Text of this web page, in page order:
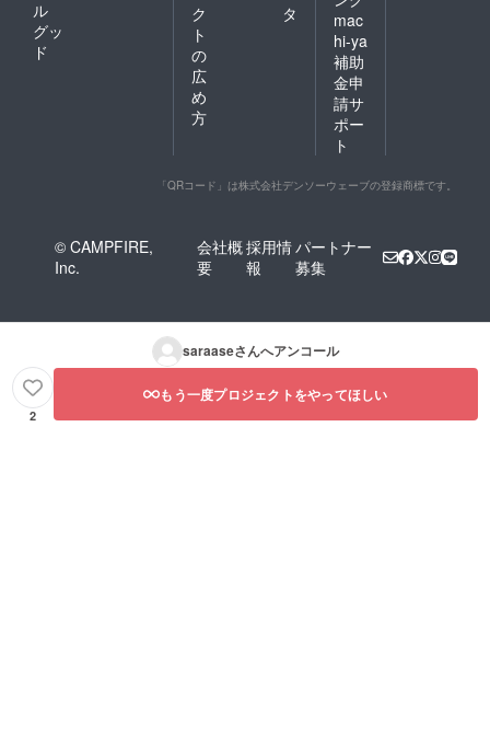
ル
グッ
ド
ク
ト
の
広
め
方
タ
mac
hi-ya
補助
金申
請サ
ポー
ト
「QRコード」は株式会社デンソーウェーブの登録商標です。
© CAMPFIRE,
Inc.
会社概
要
採用情
報
パートナー
募集
saraaseさんへアンコール
2
もう一度プロジェクトをやってほしい